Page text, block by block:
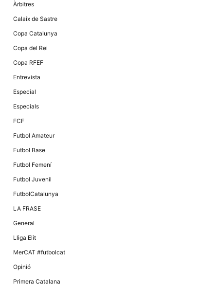
Àrbitres
Calaix de Sastre
Copa Catalunya
Copa del Rei
Copa RFEF
Entrevista
Especial
Especials
FCF
Futbol Amateur
Futbol Base
Futbol Femení
Futbol Juvenil
FutbolCatalunya
LA FRASE
General
Lliga Elit
MerCAT #futbolcat
Opinió
Primera Catalana